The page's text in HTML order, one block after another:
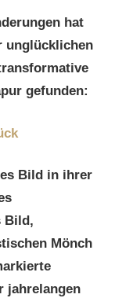
hat
unglücklichen
gefunden:
Bild in ihrer
Bild,
Mönch
jahrelangen